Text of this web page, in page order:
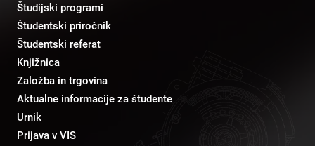
Študijski programi
Študentski priročnik
Študentski referat
Knjižnica
Založba in trgovina
Aktualne informacije za študente
Urnik
Prijava v VIS